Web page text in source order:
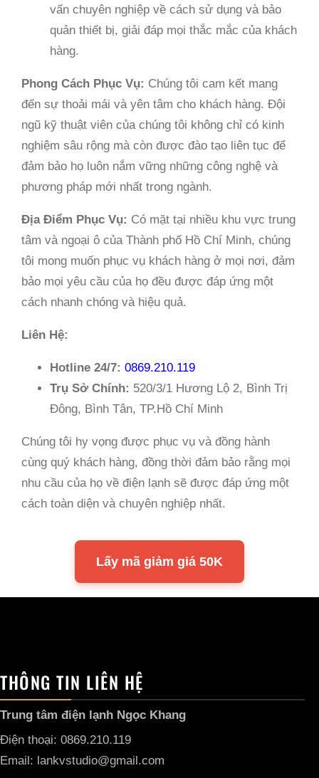
vấn chuyên nghiệp về cách sử dụng và bảo
quản thiết bị, giải đáp mọi thắc mắc của khách
hàng.
Phong Cách Phục Vụ: Chúng tôi cam kết mang
đến sự thoải mái và yên tâm cho khách hàng. Đội
ngũ kỹ thuật viên của chúng tôi không chỉ có kinh
nghiệm sâu rộng mà còn được đào tạo liên tục để
đảm bảo họ luôn nắm vững những công nghệ và
phương pháp mới nhất trong ngành.
Địa Điểm Phục Vụ: Có mặt tại nhiều khu vực trung
tâm và ngoại ô của Thành phố Hồ Chí Minh, chúng
tôi mong muốn phục vụ khách hàng ở mọi nơi, đảm
bảo mọi yêu cầu của họ đều được đáp ứng một
cách nhanh chóng và hiệu quả.
Liên Hệ:
Hotline 24/7: 0869.210.119
Trụ Sở Chính: 520/3/1 Hương Lộ 2, Bình Trị
Đông, Bình Tân, TP.Hồ Chí Minh
Chúng tôi hy vọng được phục vụ và đồng hành
cùng quý khách hàng, đồng thời đảm bảo rằng mọi
nhu cầu của họ về điện lạnh sẽ được đáp ứng một
cách toàn diện và chuyên nghiệp nhất.
Lấy mã giảm giá 50K
THÔNG TIN LIÊN HỆ
Trung tâm điện lạnh Ngọc Khang
Điện thoại: 0869.210.119
Email: lankvstudio@gmail.com